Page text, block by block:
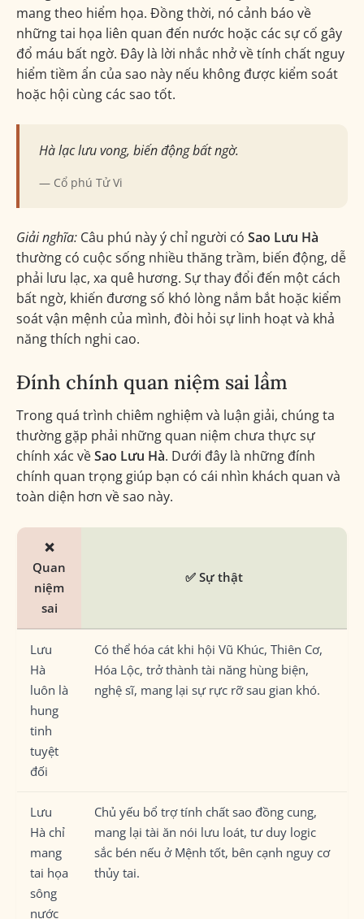
mang theo hiểm họa. Đồng thời, nó cảnh báo về
những tai họa liên quan đến nước hoặc các sự cố gây
đổ máu bất ngờ. Đây là lời nhắc nhở về tính chất nguy
hiểm tiềm ẩn của sao này nếu không được kiểm soát
hoặc hội cùng các sao tốt.
Hà lạc lưu vong, biến động bất ngờ.
Cổ phú Tử Vi
Giải nghĩa: Câu phú này ý chỉ người có Sao Lưu Hà
thường có cuộc sống nhiều thăng trầm, biến động, dễ
phải lưu lạc, xa quê hương. Sự thay đổi đến một cách
bất ngờ, khiến đương số khó lòng nắm bắt hoặc kiểm
soát vận mệnh của mình, đòi hỏi sự linh hoạt và khả
năng thích nghi cao.
Đính chính quan niệm sai lầm
Trong quá trình chiêm nghiệm và luận giải, chúng ta
thường gặp phải những quan niệm chưa thực sự
chính xác vềSao Lưu Hà. Dưới đây là những đính
chính quan trọng giúp bạn có cái nhìn khách quan và
toàn diện hơn về sao này.
❌
Quan
niệm
sai
✅ Sự thật
Lưu
Hà
luôn là
hung
tinh
tuyệt
đối
Có thể hóa cát khi hội Vũ Khúc, Thiên Cơ,
Hóa Lộc, trở thành tài năng hùng biện,
nghệ sĩ, mang lại sự rực rỡ sau gian khó.
Lưu
Hà chỉ
mang
tai họa
sông
nước
Chủ yếu bổ trợ tính chất sao đồng cung,
mang lại tài ăn nói lưu loát, tư duy logic
sắc bén nếu ở Mệnh tốt, bên cạnh nguy cơ
thủy tai.